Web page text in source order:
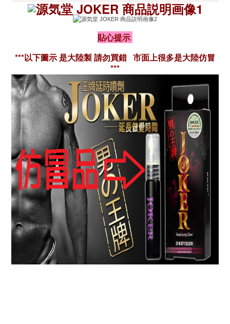
貼心提示
***以下圖示 是大陸製 請勿買錯 市面上很多是大陸仿冒
***